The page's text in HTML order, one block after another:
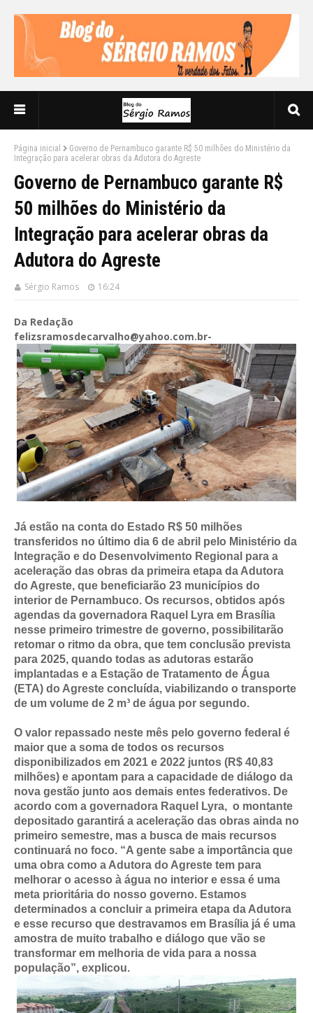
Página inicial
Governo de Pernambuco garante R$ 50 milhões do Ministério da
Integração para acelerar obras da Adutora do Agreste
Governo de Pernambuco garante R$
50 milhões do Ministério da
Integração para acelerar obras da
Adutora do Agreste
Sérgio Ramos 16:24
Da Redação
felizsramosdecarvalho@yahoo.com.br-
Já estão na conta do Estado R$ 50 milhões
transferidos no último dia 6 de abril pelo Ministério da
Integração e do Desenvolvimento Regional para a
aceleração das obras da primeira etapa da Adutora
do Agreste, que beneficiarão 23 municípios do
interior de Pernambuco. Os recursos, obtidos após
agendas da governadora Raquel Lyra em Brasília
nesse primeiro trimestre de governo, possibilitarão
retomar o ritmo da obra, que tem conclusão prevista
para 2025, quando todas as adutoras estarão
implantadas e a Estação de Tratamento de Água
(ETA) do Agreste concluída, viabilizando o transporte
de um volume de 2 m³ de água por segundo.
O valor repassado neste mês pelo governo federal é
maior que a soma de todos os recursos
disponibilizados em 2021 e 2022 juntos (R$ 40,83
milhões) e apontam para a capacidade de diálogo da
nova gestão junto aos demais entes federativos. De
acordo com a governadora Raquel Lyra, o montante
depositado garantirá a aceleração das obras ainda no
primeiro semestre, mas a busca de mais recursos
continuará no foco. “A gente sabe a importância que
uma obra como a Adutora do Agreste tem para
melhorar o acesso à água no interior e essa é uma
meta prioritária do nosso governo. Estamos
determinados a concluir a primeira etapa da Adutora
e esse recurso que destravamos em Brasília já é uma
amostra de muito trabalho e diálogo que vão se
transformar em melhoria de vida para a nossa
população”, explicou.